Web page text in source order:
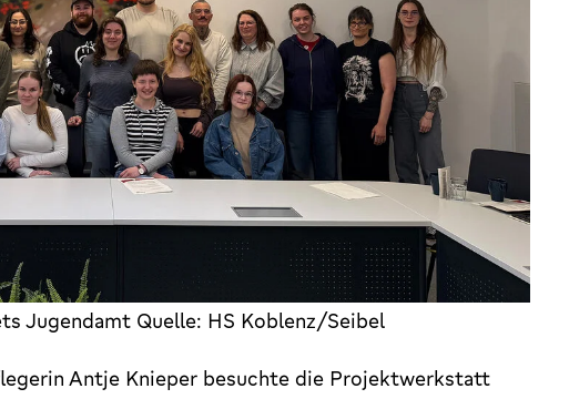
Jugendamt Quelle: HS Koblenz/Seibel
Antje Knieper besuchte die Projektwerkstatt